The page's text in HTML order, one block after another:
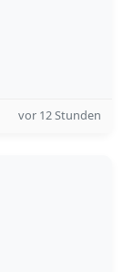
vor 12 Stunden